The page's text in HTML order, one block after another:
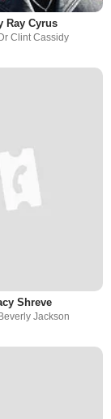
Ray Cyrus
Clint Cassidy
Shreve
Jackson